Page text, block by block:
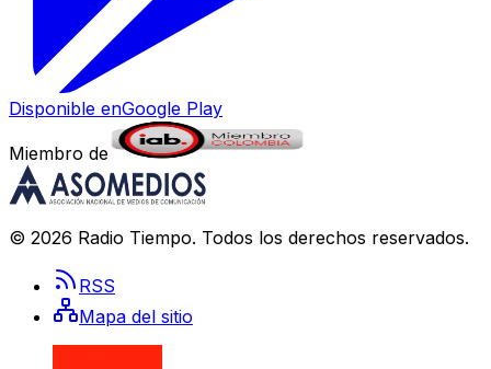
Disponible enGoogle Play
Miembro de
© 2026 Radio Tiempo. Todos los derechos reservados.
RSS
Mapa del sitio